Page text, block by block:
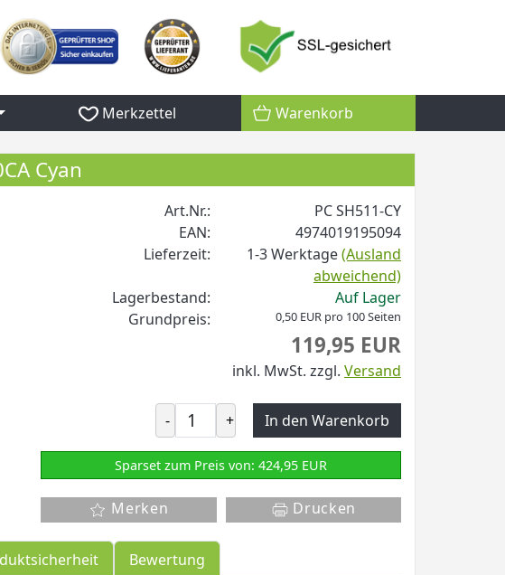
Merkzettel Warenkorb
Cyan
Art.Nr.:
PC SH511-CY
EAN:
4974019195094
Lieferzeit:
1-3 Werktage(Ausland
abweichend)
Lagerbestand:
Auf Lager
Grundpreis:
0,50 EUR pro 100 Seiten
119,95 EUR
inkl. MwSt. zzgl. Versand
- + In den Warenkorb
Sparset zum Preis von: 424,95 EUR
Merken Drucken
Bewertung